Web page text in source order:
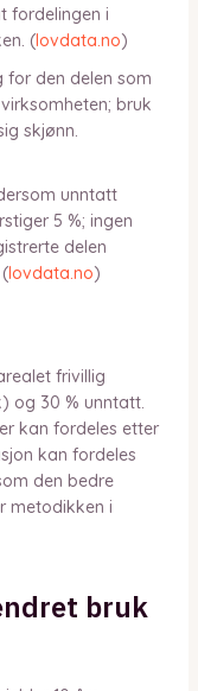
fordelingen i
(lovdata.no)
for den delen som
bruk
skjønn.
unntatt
5 %; ingen
delen
lovdata.no)
frivillig
og 30 % unntatt.
kan fordeles etter
kan fordeles
den bedre
metodikken i
bruk